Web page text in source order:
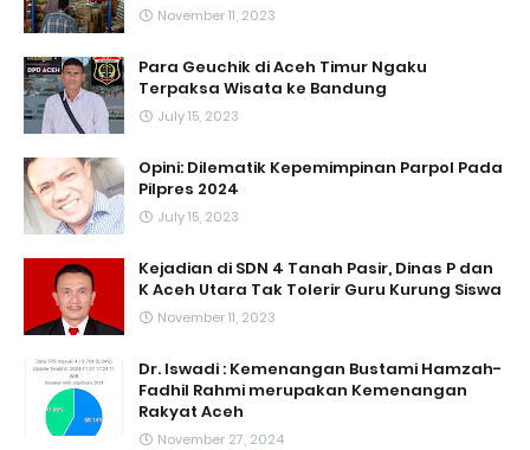
November 11, 2023
Para Geuchik di Aceh Timur Ngaku
Terpaksa Wisata ke Bandung
July 15, 2023
Opini: Dilematik Kepemimpinan Parpol Pada
Pilpres 2024
July 15, 2023
Kejadian di SDN 4 Tanah Pasir, Dinas P dan
K Aceh Utara Tak Tolerir Guru Kurung Siswa
November 11, 2023
Dr. Iswadi : Kemenangan Bustami Hamzah-
Fadhil Rahmi merupakan Kemenangan
Rakyat Aceh
November 27, 2024